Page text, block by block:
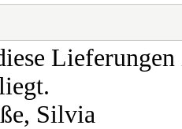
Silvia